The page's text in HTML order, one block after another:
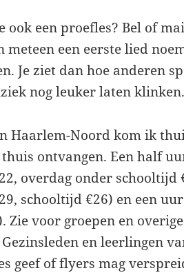
ook een proefles? Bel of
meteen een eerste lied
Je ziet dan hoe anderen
nog leuker laten klinken.
Haarlem-Noord kom ik
ontvangen. Een half
overdag onder
schooltijd €26) en een
Zie voor groepen en
Gezinsleden en leerlingen
geef of flyers mag